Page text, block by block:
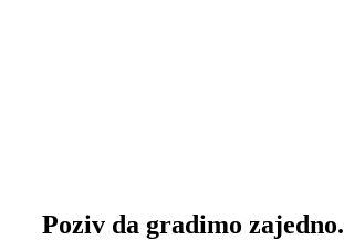
Poziv da gradimo zajedno.